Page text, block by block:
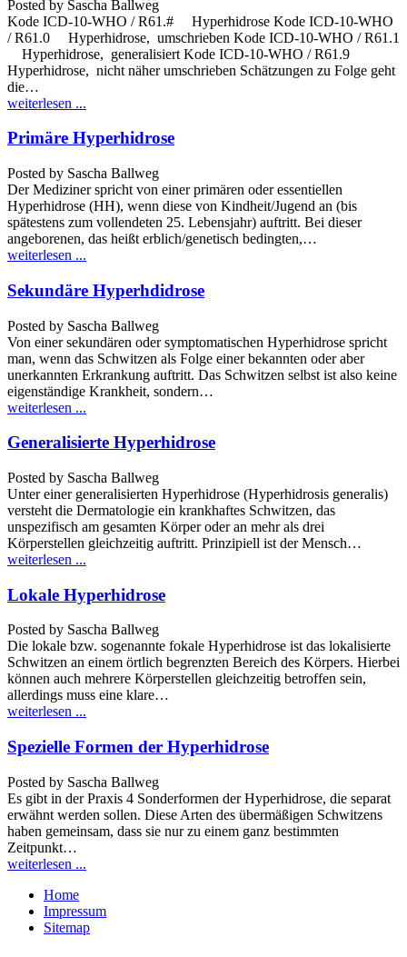
Posted by Sascha Ballweg
Kode ICD-10-WHO / R61.# Hyperhidrose Kode ICD-10-WHO
/ R61.0 Hyperhidrose, umschrieben Kode ICD-10-WHO / R61.1
Hyperhidrose, generalisiert Kode ICD-10-WHO / R61.9
Hyperhidrose, nicht näher umschrieben Schätzungen zu Folge geht
die…
weiterlesen ...
Primäre Hyperhidrose
Posted by Sascha Ballweg
Der Mediziner spricht von einer primären oder essentiellen
Hyperhidrose (HH), wenn diese von Kindheit/Jugend an (bis
spätestens zum vollendeten 25. Lebensjahr) auftritt. Bei dieser
angeborenen, das heißt erblich/genetisch bedingten,…
weiterlesen ...
Sekundäre Hyperhdidrose
Posted by Sascha Ballweg
Von einer sekundären oder symptomatischen Hyperhidrose spricht
man, wenn das Schwitzen als Folge einer bekannten oder aber
unerkannten Erkrankung auftritt. Das Schwitzen selbst ist also keine
eigenständige Krankheit, sondern…
weiterlesen ...
Generalisierte Hyperhidrose
Posted by Sascha Ballweg
Unter einer generalisierten Hyperhidrose (Hyperhidrosis generalis)
versteht die Dermatologie ein krankhaftes Schwitzen, das
unspezifisch am gesamten Körper oder an mehr als drei
Körperstellen gleichzeitig auftritt. Prinzipiell ist der Mensch…
weiterlesen ...
Lokale Hyperhidrose
Posted by Sascha Ballweg
Die lokale bzw. sogenannte fokale Hyperhidrose ist das lokalisierte
Schwitzen an einem örtlich begrenzten Bereich des Körpers. Hierbei
können auch mehrere Körperstellen gleichzeitig betroffen sein,
allerdings muss eine klare…
weiterlesen ...
Spezielle Formen der Hyperhidrose
Posted by Sascha Ballweg
Es gibt in der Praxis 4 Sonderformen der Hyperhidrose, die separat
erwähnt werden sollen. Diese Arten des übermäßigen Schwitzens
haben gemeinsam, dass sie nur zu einem ganz bestimmten
Zeitpunkt…
weiterlesen ...
Home
Impressum
Sitemap